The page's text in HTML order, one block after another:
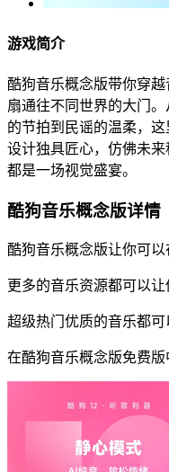
游戏简介
酷狗音乐概念版带你穿
扇通往不同世界的大门
的节拍到民谣的温柔，
设计独具匠心，仿佛未
都是一场视觉盛宴。
酷狗音乐概念版详情
酷狗音乐概念版让你可以
更多的音乐资源都可以让
超级热门优质的音乐都可
在酷狗音乐概念版免费版